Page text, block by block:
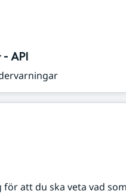
API
att du ska veta vad